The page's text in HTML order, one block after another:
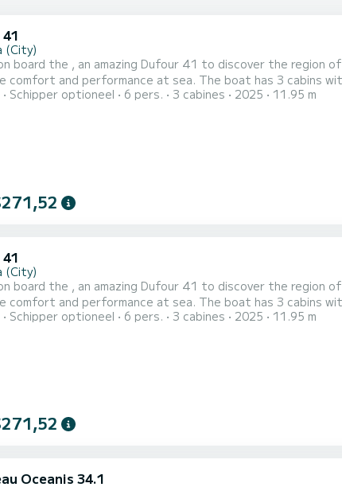
(City)
board the , an amazing Dufour 41 to discover the region
at sea. The boat has 3 cabins with all comfort and a capacity of 6 people. With an overall
12 meters, it will be your best ally to spend an exceptional
Schipper optioneel 6 pers. 3 cabines 2025 11.95 m
(City)
board the , an amazing Dufour 41 to discover the region
at sea. The boat has 3 cabins with all comfort and a capacity of 6 people. With an overall
12 meters, it will be your best ally to spend an exceptional
Schipper optioneel 6 pers. 3 cabines 2025 11.95 m
Oceanis 34.1